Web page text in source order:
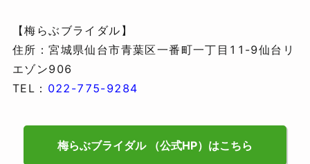
【梅らぶブライダル】
住所：宮城県仙台市青葉区一番町一丁目11-9仙台リ
エゾン906
TEL： 022-775-9284
梅らぶブライダル （公式HP）はこちら